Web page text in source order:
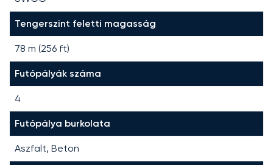
Tengerszint feletti magasság
78 m (256 ft)
Futópályák száma
4
Futópálya burkolata
Aszfalt, Beton